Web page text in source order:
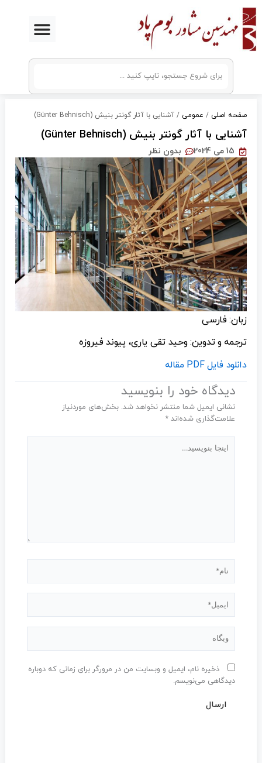
پرش
محتوا
صفحه اصلی / عمومی /آشنایی با آثار گونتر بنیش (Günter Behnisch)
آشنایی با آثار گونتر بنیش (Günter Behnisch)
15 می 2024 بدون نظر
زبان: فارسی
ترجمه و تدوین: وحید تقی یاری، پیوند فیروزه
دانلود فایل PDF مقاله
دیدگاه‌ خود را بنویسید
نشانی ایمیل شما منتشر نخواهد شد. بخش‌های موردنیاز
علامت‌گذاری شده‌اند*
بنویسید…
وبگاه
ذخیره نام، ایمیل و وبسایت من در مرورگر برای زمانی که دوباره
دیدگاهی می‌نویسم.